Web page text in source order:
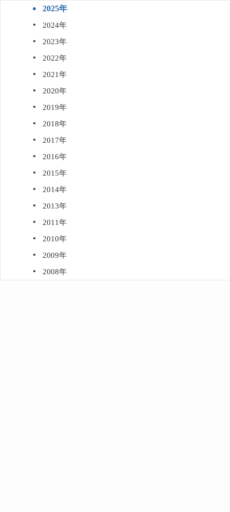
· 2025年
· 2024年
· 2023年
· 2022年
· 2021年
· 2020年
· 2019年
· 2018年
· 2017年
· 2016年
· 2015年
· 2014年
· 2013年
· 2011年
· 2010年
· 2009年
· 2008年